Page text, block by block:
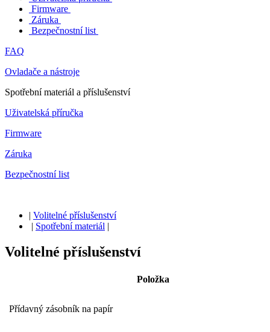
Firmware
Záruka
Bezpečnostní list
FAQ
Ovladače a nástroje
Spotřební materiál a příslušenství
Uživatelská příručka
Firmware
Záruka
Bezpečnostní list
| Volitelné příslušenství
| Spotřební materiál |
Volitelné příslušenství
Položka
Přídavný zásobník na papír